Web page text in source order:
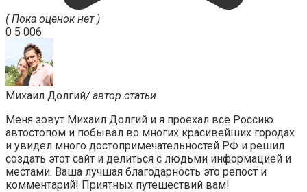
( Пока оценок нет )
0 5 006
Михаил Долгий/ автор статьи
Меня зовут Михаил Долгий и я проехал все Россию
автостопом и побывал во многих красивейших городах
и увидел много достопримечательностей РФ и решил
создать этот сайт и делиться с людьми информацией и
местами. Ваша лучшая благодарность это репост и
комментарий! Приятных путешествий вам!